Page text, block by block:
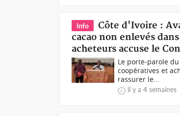
Info
Côte d'Ivoire :
cacao non enlevés
acheteurs accuse le
Le porte-parole
coopératives et
rassurer le...
il y a 4 semaines